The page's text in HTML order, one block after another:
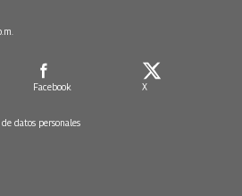
Facebook X
datos personales